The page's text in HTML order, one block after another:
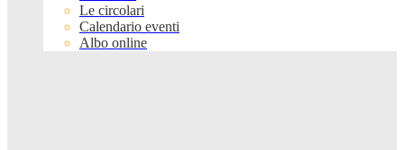
Le circolari
Calendario eventi
Albo online